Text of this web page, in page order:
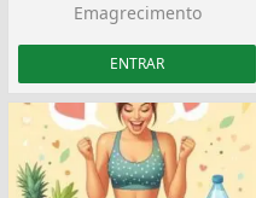
Emagrecimento
ENTRAR